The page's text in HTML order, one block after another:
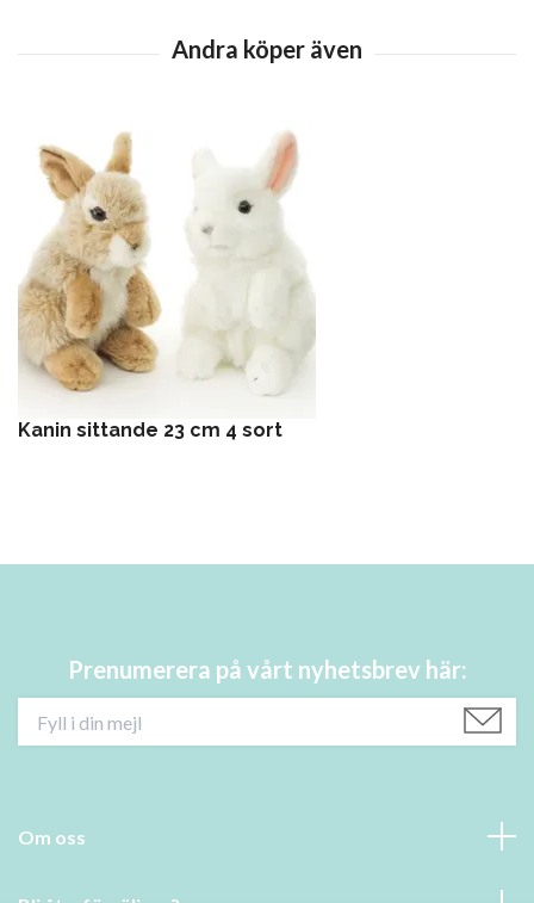
Kanin sittande 23 cm 4 sort
Prenumerera på vårt nyhetsbrev här:
Om oss